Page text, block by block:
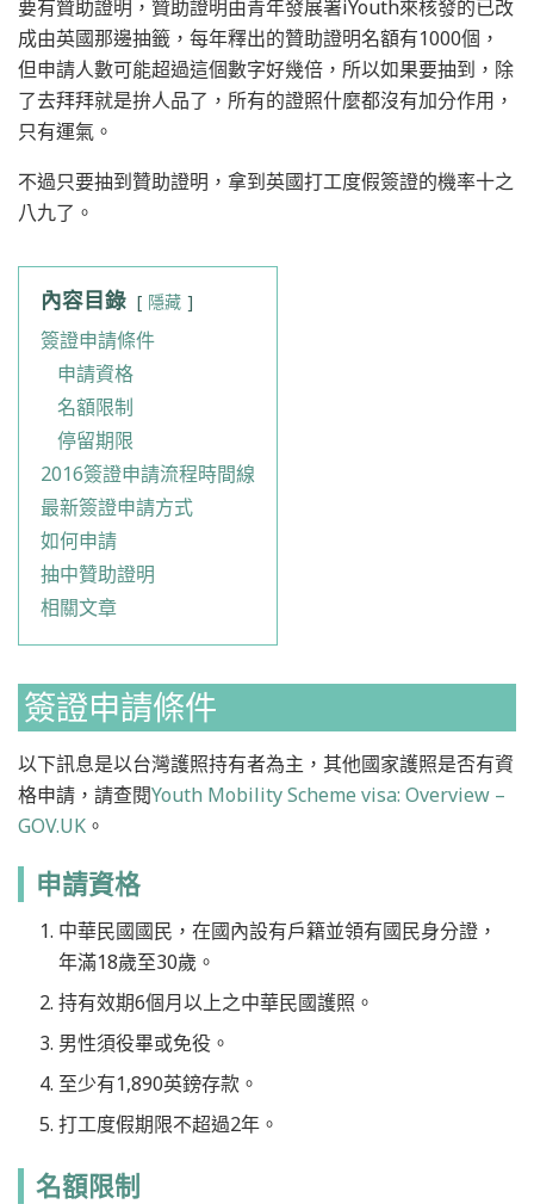
要有贊助證明，贊助證明由青年發展署iYouth來核發的已改
成由英國那邊抽籤，每年釋出的贊助證明名額有1000個，
但申請人數可能超過這個數字好幾倍，所以如果要抽到，除
了去拜拜就是拚人品了，所有的證照什麼都沒有加分作用，
只有運氣。
不過只要抽到贊助證明，拿到英國打工度假簽證的機率十之
八九了。
內容目錄 隱藏
簽證申請條件
申請資格
名額限制
停留期限
2016簽證申請流程時間線
最新簽證申請方式
如何申請
抽中贊助證明
相關文章
簽證申請條件
以下訊息是以台灣護照持有者為主，其他國家護照是否有資
格申請，請查閱Youth Mobility Scheme visa: Overview –
GOV.UK 。
申請資格
中華民國國民，在國內設有戶籍並領有國民身分證，
年滿18歲至30歲。
持有效期6個月以上之中華民國護照。
男性須役畢或免役。
至少有1,890英鎊存款。
打工度假期限不超過2年。
名額限制